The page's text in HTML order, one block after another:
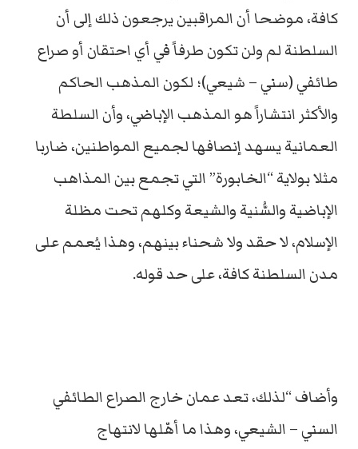
كافة، موضحا أن المراقبين يرجعون ذلك إلى أن
السلطنة لم ولن تكون طرفاً في أي احتقان أو صراع
طائفي (سني – شيعي)؛ لكون المذهب الحاكم
والأكثر انتشاراً هو المذهب الإباضي، وأن السلطة
العمانية يسهد إنصافها لجميع المواطنين، ضاربا
مثلا بولاية “الخابورة” التي تجمع بين المذاهب
الإباضية والسُّنية والشيعة وكلهم تحت مظلة
الإسلام، لا حقد ولا شحناء بينهم، وهذا يُعمم على
مدن السلطنة كافة، على حد قوله.
وأضاف “لذلك، تعد عمان خارج الصراع الطائفي
السني – الشيعي، وهذا ما أهّلها لانتهاج